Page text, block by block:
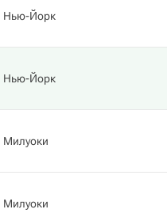
Нью-Йорк
Нью-Йорк
Милуоки
Милуоки